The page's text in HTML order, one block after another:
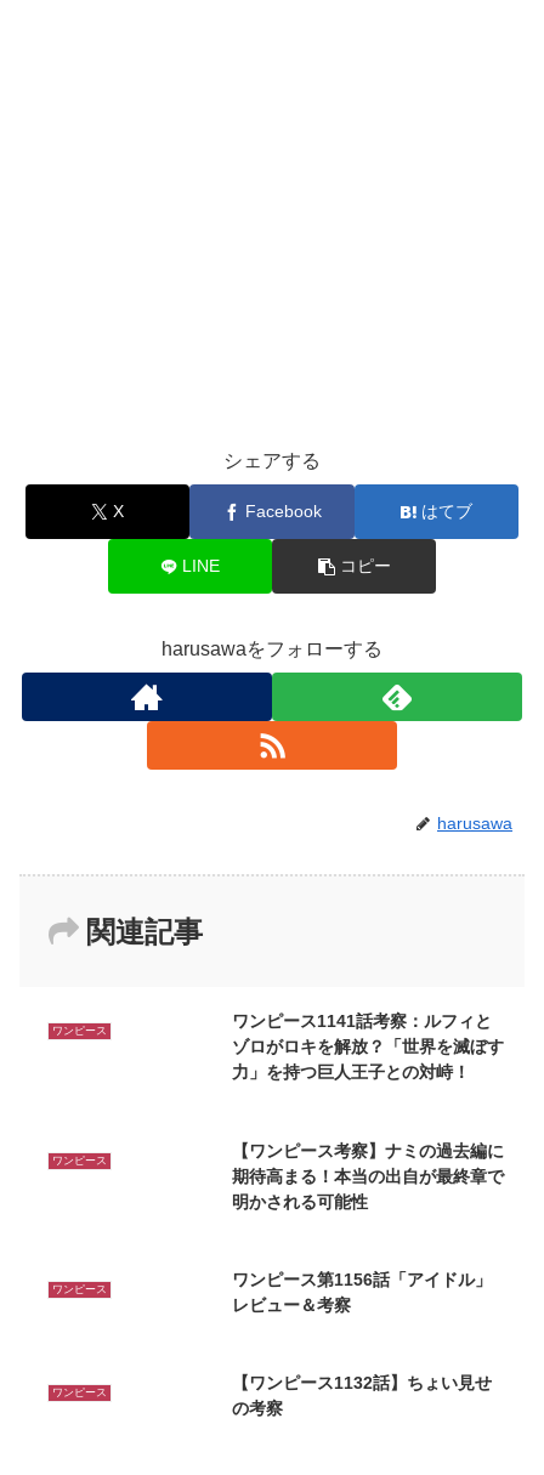
シェアする
X Facebook はてブ
LINE コピー
harusawaをフォローする
harusawa
関連記事
ワンピース
ワンピース1141話考察：ルフィと
ゾロがロキを解放？「世界を滅ぼす
力」を持つ巨人王子との対峙！
ワンピース
【ワンピース考察】ナミの過去編に
期待高まる！本当の出自が最終章で
明かされる可能性
ワンピース
ワンピース第1156話「アイドル」
レビュー＆考察
ワンピース
【ワンピース1132話】ちょい見せ
の考察